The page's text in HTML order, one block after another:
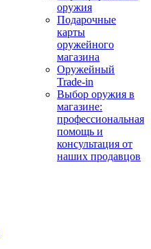
оружия
Подарочные
карты
оружейного
магазина
Оружейный
Trade-in
Выбор оружия в
магазине:
профессиональная
помощь и
консультация от
наших продавцов